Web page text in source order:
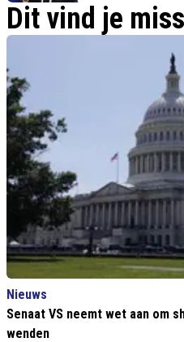
Dit vind je
Nieuws
Senaat VS neemt wet aan om
wenden